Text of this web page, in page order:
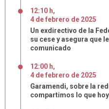
12:10 h,
4 defebrero de 2025
Un exdirectivo de la
su cese y asegura que
comunicado
12:00 h,
4 defebrero de 2025
Garamendi, sobre la
compartimos lo que